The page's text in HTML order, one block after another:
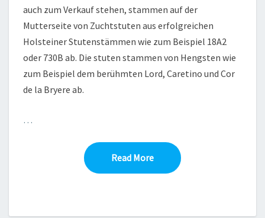
auch zum Verkauf stehen, stammen auf der
Mutterseite von Zuchtstuten aus erfolgreichen
Holsteiner Stutenstämmen wie zum Beispiel 18A2
oder 730B ab. Die stuten stammen von Hengsten wie
zum Beispiel dem berühmten Lord, Caretino und Cor
de la Bryere ab.
…
Read MoreRead More